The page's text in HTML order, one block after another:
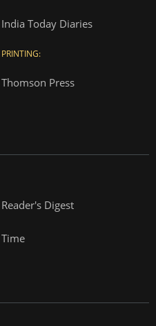
India Today Diaries
PRINTING:
Thomson Press
Reader's Digest
Time